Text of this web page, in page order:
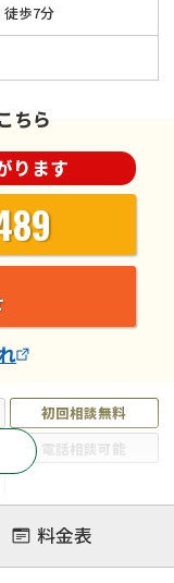
初回相談無料
電話相談可能
相続登記
徒歩7分
ちら
ります
料金表